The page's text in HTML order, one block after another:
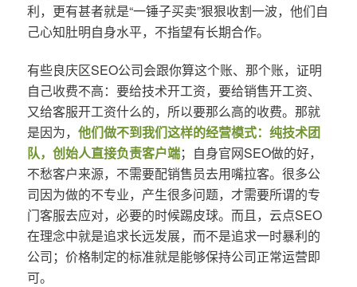
利，更有甚者就是“一锤子买卖”狠狠收割一波，他们自
己心知肚明自身水平，不指望有长期合作。
有些良庆区SEO公司会跟你算这个账、那个账，证明
自己收费不高：要给技术开工资，要给销售开工资、
又给客服开工资什么的，所以要那么高的收费。那就
是因为， 他们做不到我们这样的经营模式：纯技术团
队，创始人直接负责客户端；自身官网SEO做的好，
不愁客户来源，不需要配销售员去用嘴拉客。很多公
司因为做的不专业，产生很多问题，才需要所谓的专
门客服去应对，必要的时候踢皮球。而且，云点SEO
在理念中就是追求长远发展，而不是追求一时暴利的
公司；价格制定的标准就是能够保持公司正常运营即
可。